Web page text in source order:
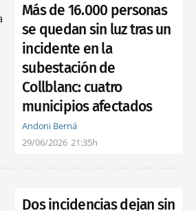
Más de 16.000 personas
se quedan sin luz tras un
incidente en la
subestación de
Collblanc: cuatro
municipios afectados
Andoni Berná
29/06/2026 21:35h
Dos incidencias dejan sin